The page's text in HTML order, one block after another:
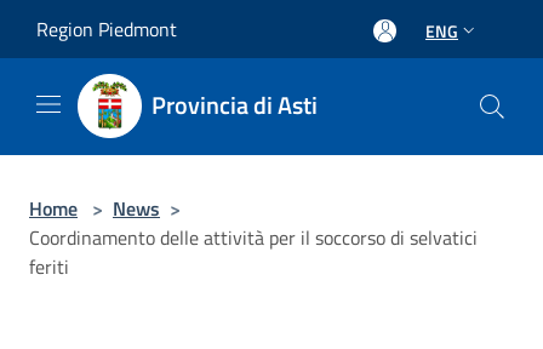
Region Piedmont ENG
Provincia di Asti
Home > News >
Coordinamento delle attività per il soccorso di selvatici
feriti